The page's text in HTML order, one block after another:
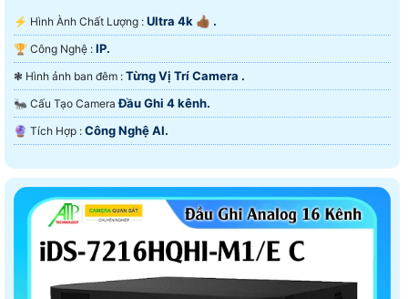
️⚡ Hình Ành Chất Lượng : Ultra 4k 👍🏾 .
🏆 Công Nghệ : IP.
❃ Hình ảnh ban đêm : Từng Vị Trí Camera .
🐜 Cấu Tạo CameraĐầu Ghi 4 kênh.
️🔮 Tích Hợp : Công Nghệ AI.